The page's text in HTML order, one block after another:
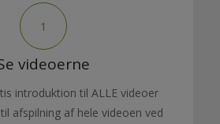
1
videoerne
introduktion til ALLE videoer
afspilning af hele videoen ved